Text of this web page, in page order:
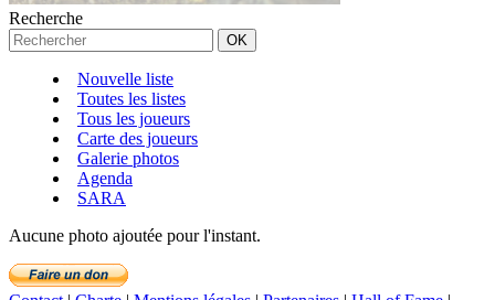
Recherche
Nouvelle liste
Toutes les listes
Tous les joueurs
Carte des joueurs
Galerie photos
Agenda
SARA
Aucune photo ajoutée pour l'instant.